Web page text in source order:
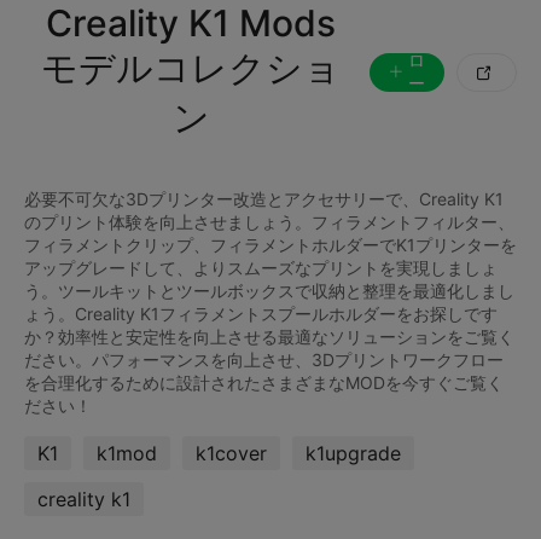
Creality K1 Mods
モデルコレクショ
ン
ロ
ー

必要不可欠な3Dプリンター改造とアクセサリーで、Creality K1
のプリント体験を向上させましょう。フィラメントフィルター、
フィラメントクリップ、フィラメントホルダーでK1プリンターを
アップグレードして、よりスムーズなプリントを実現しましょ
う。ツールキットとツールボックスで収納と整理を最適化しまし
ょう。Creality K1フィラメントスプールホルダーをお探しです
か？効率性と安定性を向上させる最適なソリューションをご覧く
ださい。パフォーマンスを向上させ、3Dプリントワークフロー
を合理化するために設計されたさまざまなMODを今すぐご覧く
K1 k1mod k1cover
k1upgrade
creality k1